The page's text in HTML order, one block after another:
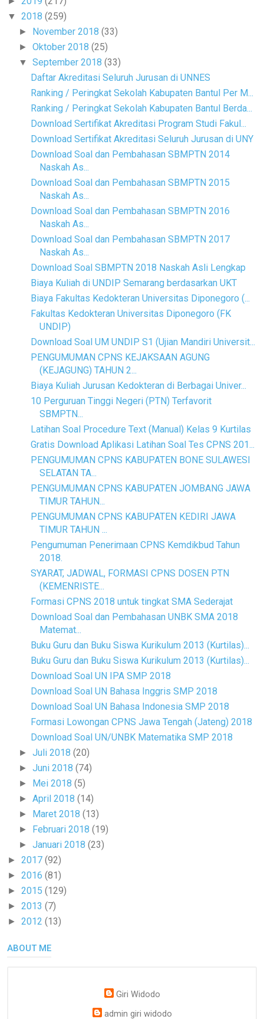
▼ 2018 (259)
► November 2018(33)
►Oktober 2018(25)
▼September 2018(33)
Daftar Akreditasi Seluruh Jurusan di UNNES
Ranking / Peringkat Sekolah Kabupaten Bantul Per M...
Ranking / Peringkat Sekolah Kabupaten Bantul Berda...
Download Sertifikat Akreditasi Program Studi Fakul...
Download Sertifikat Akreditasi Seluruh Jurusan di UNY
Download Soal dan Pembahasan SBMPTN 2014
Naskah As...
Download Soal dan Pembahasan SBMPTN 2015
Naskah As...
Download Soal dan Pembahasan SBMPTN 2016
Naskah As...
Download Soal dan Pembahasan SBMPTN 2017
Naskah As...
Download Soal SBMPTN 2018 Naskah Asli Lengkap
Biaya Kuliah di UNDIP Semarang berdasarkan UKT
Biaya Fakultas Kedokteran Universitas Diponegoro (...
Fakultas Kedokteran Universitas Diponegoro (FK
UNDIP)
Download Soal UM UNDIP S1 (Ujian Mandiri Universit...
PENGUMUMAN CPNS KEJAKSAAN AGUNG
(KEJAGUNG) TAHUN 2...
Biaya Kuliah Jurusan Kedokteran di Berbagai Univer...
10 Perguruan Tinggi Negeri (PTN) Terfavorit
SBMPTN...
Latihan Soal Procedure Text (Manual) Kelas 9 Kurtilas
Gratis Download Aplikasi Latihan Soal Tes CPNS 201...
PENGUMUMAN CPNS KABUPATEN BONE SULAWESI
SELATAN TA...
PENGUMUMAN CPNS KABUPATEN JOMBANG JAWA
TIMUR TAHUN...
PENGUMUMAN CPNS KABUPATEN KEDIRI JAWA
TIMUR TAHUN ...
Pengumuman Penerimaan CPNS Kemdikbud Tahun
2018.
SYARAT, JADWAL, FORMASI CPNS DOSEN PTN
(KEMENRISTE...
Formasi CPNS 2018 untuk tingkat SMA Sederajat
Download Soal dan Pembahasan UNBK SMA 2018
Matemat...
Buku Guru dan Buku Siswa Kurikulum 2013 (Kurtilas)...
Buku Guru dan Buku Siswa Kurikulum 2013 (Kurtilas)...
Download Soal UN IPA SMP 2018
Download Soal UN Bahasa Inggris SMP 2018
Download Soal UN Bahasa Indonesia SMP 2018
Formasi Lowongan CPNS Jawa Tengah (Jateng) 2018
Download Soal UN/UNBK Matematika SMP 2018
►Juli 2018(20)
►Juni 2018(74)
► Mei 2018(5)
►April 2018(14)
► Maret 2018(13)
► Februari 2018(19)
►Januari 2018(23)
► 2017 (92)
► 2016 (81)
► 2015 (129)
► 2013 (7)
► 2012 (13)
ABOUT ME
Giri Widodo
admin giri widodo